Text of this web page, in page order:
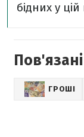
бідних у
ГРОШІ